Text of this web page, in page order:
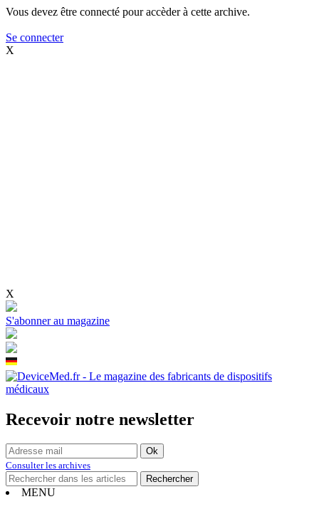
Vous devez être connecté pour accèder à cette archive.
Se connecter
X
X
S'abonner au magazine
Recevoir notre newsletter
Consulter les archives
MENU